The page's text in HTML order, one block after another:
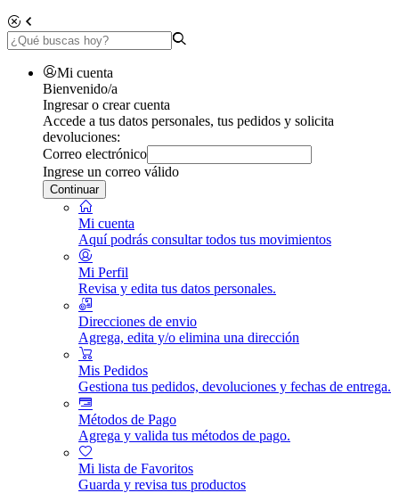
Mi cuenta
Bienvenido/a
Ingresar o crear cuenta
Accede a tus datos personales, tus pedidos y solicita
devoluciones:
Correo electrónico
Ingrese un correo válido
Continuar
Mi cuenta
Aquí podrás consultar todos tus movimientos
Mi Perfil
Revisa y edita tus datos personales.
Direcciones de envio
Agrega, edita y/o elimina una dirección
Mis Pedidos
Gestiona tus pedidos, devoluciones y fechas de entrega.
Métodos de Pago
Agrega y valida tus métodos de pago.
Mi lista de Favoritos
Guarda y revisa tus productos